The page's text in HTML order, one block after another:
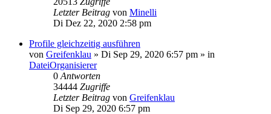
Letzter Beitrag von Minelli
Di Dez 22, 2020 2:58 pm
Profile gleichzeitig ausführen
von Greifenklau » Di Sep 29, 2020 6:57 pm » in
DateiOrganisierer
0 Antworten
34444 Zugriffe
Letzter Beitrag von Greifenklau
Di Sep 29, 2020 6:57 pm